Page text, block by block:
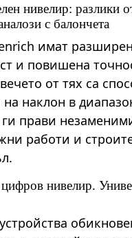
нивелир: разлики
с балончета
имат
и повишена
от тях са
наклон в
ги прави
работи и
нивелир.